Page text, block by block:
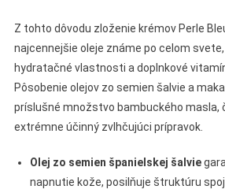
Z tohto dôvodu zloženie krémov Perle
najcennejšie oleje známe po celom
hydratačné vlastnosti a doplnkové
Pôsobenie olejov zo semien šalvie a
príslušné množstvo bambuckého masla,
extrémne účinný zvlhčujúci prípravok.
Olej zo semien španielskej šalvie
napnutie kože, posilňuje štruktúru